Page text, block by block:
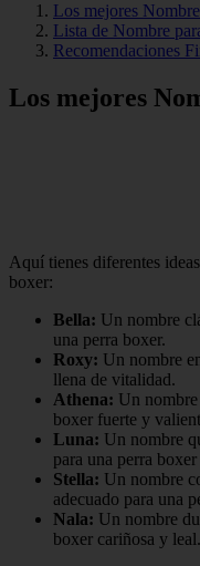
Los mejores
Lista de Nombre
Recomendaciones
Los mejores
Aquí tienes diferentes
boxer:
Bella: Un nombre
una perra boxer.
Roxy: Un nombre
llena de vitalidad.
Athena: Un
boxer fuerte y
Luna: Un nombre
para una perra
Stella: Un nombre
adecuado para una
Nala: Un nombre
boxer cariñosa y leal.